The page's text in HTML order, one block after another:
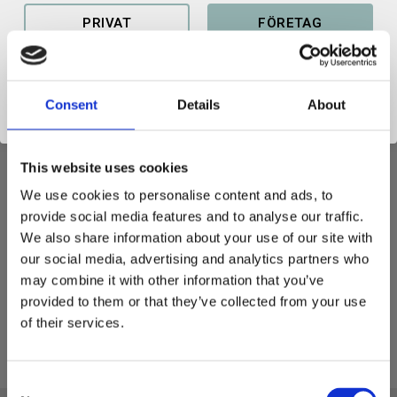
Consent Details About
This website uses cookies
We use cookies to personalise content and ads, to
provide social media features and to analyse our traffic.
We also share information about your use of our site with
our social media, advertising and analytics partners who
may combine it with other information that you’ve
provided to them or that they’ve collected from your use
of their services.
Shims 66x105x3
Axeldiameter: 65mm -
Materialtjocklek: 3mm
76KR
Lägg till i favoriter
4 st i lager
KÖP
PRIVAT FÖRETAG